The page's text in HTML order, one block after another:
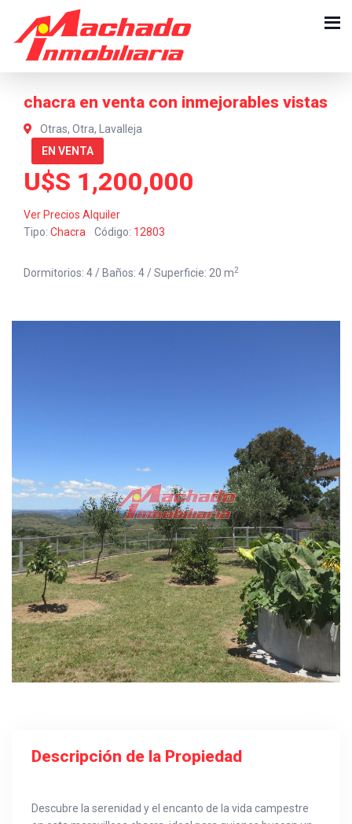
chacra en venta con inmejorables vistas
Otras, Otra, Lavalleja
EN VENTA
U$S 1,200,000
Ver Precios Alquiler
Tipo: Chacra Código: 12803
Dormitorios: 4 / Baños: 4 / Superficie: 20 m2
Descripción de la Propiedad
Descubre la serenidad y el encanto de la vida campestre